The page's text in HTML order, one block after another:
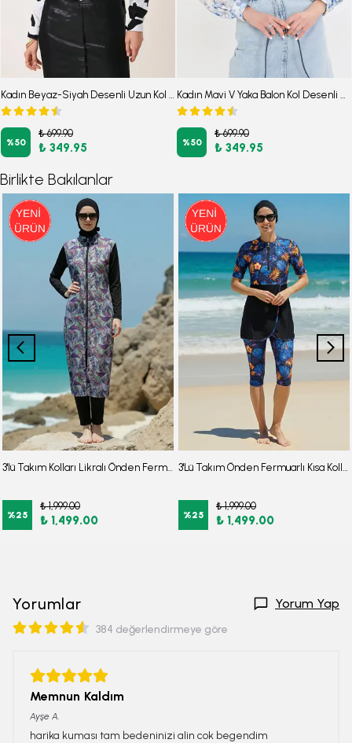
%50
₺ 699.90
₺ 349.95 %50
₺ 699.90
₺ 349.95
Birlikte Bakılanlar
%25
₺ 1,999.00
₺ 1,499.00 %25
₺ 1,999.00
₺ 1,499.00
Yorumlar Yorum Yap
384 değerlendirmeye göre
Memnun Kaldım
Ayşe A.
harika kuması tam bedeninizi alin cok begendim